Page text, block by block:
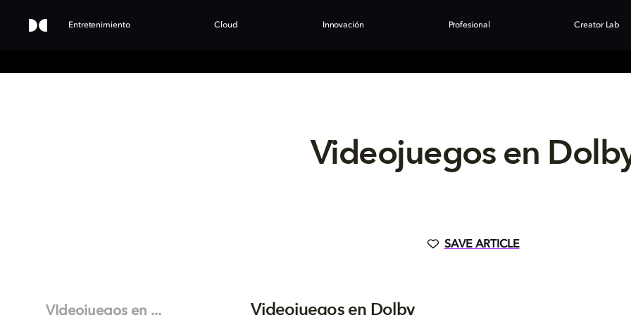
Entretenimiento Cloud Innovación Profesional Creator Lab
Videojuegos en
SAVE ARTICLE
VIdeojuegos en ... Videojuegos en Dolby